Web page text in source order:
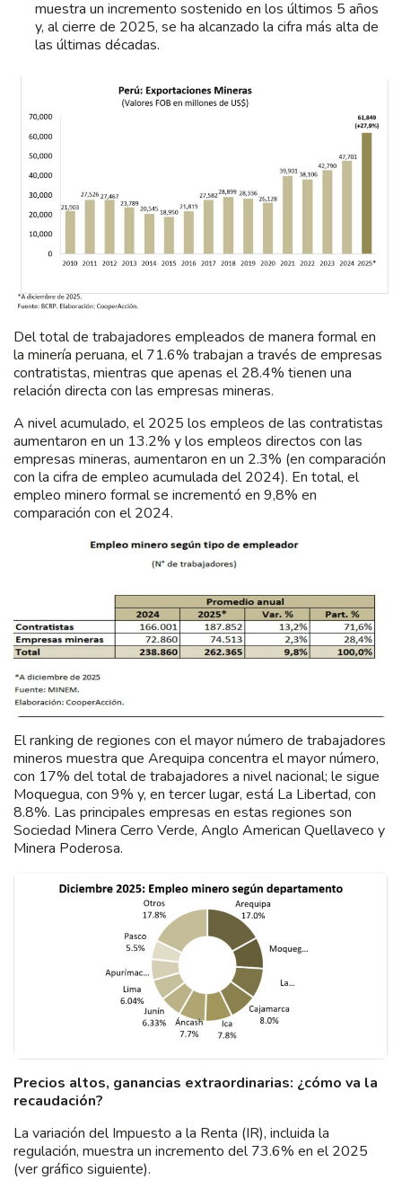
muestra un incremento sostenido en los últimos 5 años
y, al cierre de 2025, se ha alcanzado la cifra más alta de
las últimas décadas.
Del total de trabajadores empleados de manera formal en
la minería peruana, el 71.6% trabajan a través de empresas
contratistas, mientras que apenas el 28.4% tienen una
relación directa con las empresas mineras.
A nivel acumulado, el 2025 los empleos de las contratistas
aumentaron en un 13.2% y los empleos directos con las
empresas mineras, aumentaron en un 2.3% (en comparación
con la cifra de empleo acumulada del 2024). En total, el
empleo minero formal se incrementó en 9,8% en
comparación con el 2024.
El ranking de regiones con el mayor número de trabajadores
mineros muestra que Arequipa concentra el mayor número,
con 17% del total de trabajadores a nivel nacional; le sigue
Moquegua, con 9% y, en tercer lugar, está La Libertad, con
8.8%. Las principales empresas en estas regiones son
Sociedad Minera Cerro Verde, Anglo American Quellaveco y
Minera Poderosa.
Precios altos, ganancias extraordinarias: ¿cómo va la
recaudación?
La variación del Impuesto a la Renta (IR), incluida la
regulación, muestra un incremento del 73.6% en el 2025
(ver gráfico siguiente).